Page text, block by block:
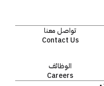
تواصل معنا
Contact Us
الوظائف
Careers